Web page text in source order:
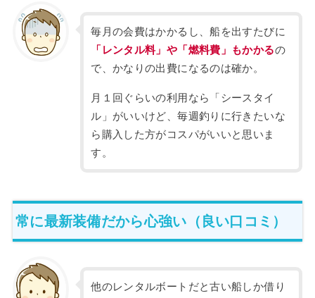
毎月の会費はかかるし、船を出すたびに
「レンタル料」や「燃料費」もかかるの
で、かなりの出費になるのは確か。
月１回ぐらいの利用なら「シースタイ
ル」がいいけど、毎週釣りに行きたいな
ら購入した方がコスパがいいと思いま
す。
常に最新装備だから心強い（良い口コミ）
他のレンタルボートだと古い船しか借り